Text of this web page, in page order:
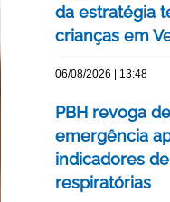
da estratégia
crianças em
06/08/2026 | 13:48
PBH revoga
emergência
indicadores
respiratórias